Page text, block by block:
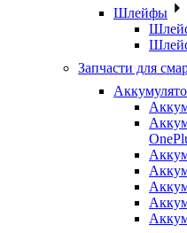
Шлейфы
Запчасти для